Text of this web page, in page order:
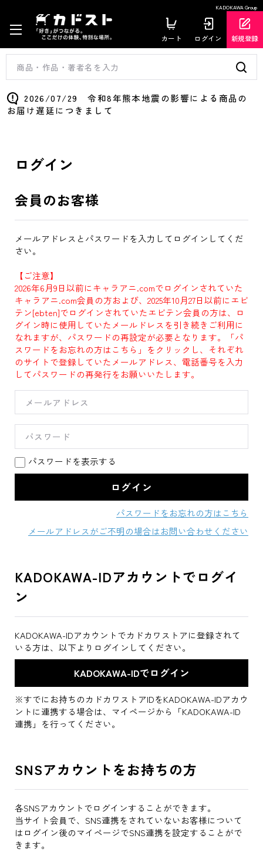
KADOKAWA Group
カート ログイン 新規登録
2026/07/29 令和8年熊本地震の影響による商品の
お届け遅延につきまして
ログイン
会員のお客様
メールアドレスとパスワードを入力してログインしてくだ
さい。
【ご注意】
2026年6月9日以前にキャラアニ.comでログインされていた
キャラアニ.com会員の方および、2025年10月27日以前にエビ
テン[ebten]でログインされていたエビテン会員の方は、ロ
グイン時に使用していたメールドレスを引き続きご利用に
なれますが、パスワードの再設定が必要となります。「パ
スワードをお忘れの方はこちら」をクリックし、それぞれ
のサイトで登録していたメールアドレス、電話番号を入力
してパスワードの再発行をお願いいたします。
パスワードを表示する
パスワードをお忘れの方はこちら
メールアドレスがご不明の場合はお問い合わせください
KADOKAWA-IDアカウントでログイ
ン
KADOKAWA-IDアカウントでカドカワストアに登録されて
いる方は、以下よりログインしてください。
※すでにお持ちのカドカワストアIDをKADOKAWA-IDアカウ
ントに連携する場合は、マイページから「KADOKAWA-ID
連携」を行ってください。
SNSアカウントをお持ちの方
各SNSアカウントでログインすることができます。
当サイト会員で、SNS連携をされていないお客様について
はログイン後のマイページでSNS連携を設定することがで
きます。